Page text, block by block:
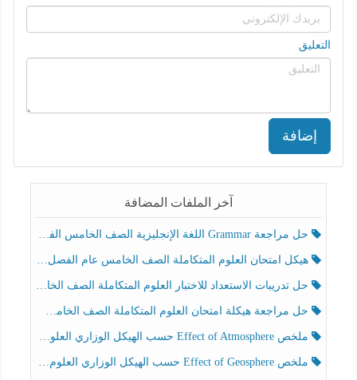
التعليق
إضافة
آخر الملفات المضافة
حل مراجعة Grammar اللغة الإنجليزية الصف الخامس الفصل الثالث
هيكل امتحان العلوم المتكاملة الصف الخامس عام الفصل الدراسي الثالث 2025-2026
حل تدريبات الاستعداد للاختبار العلوم المتكاملة الصف الخامس عام الفصل الثالث
حل مراجعة هيكلة امتحان العلوم المتكاملة الصف الخامس انسبير الفصل الثالث
ملخص Effect of Atmosphere حسب الهيكل الوزاري العلوم المتكاملة الصف الخامس انسبير الفصل الثالث
ملخص Effect of Geosphere حسب الهيكل الوزاري العلوم المتكاملة الصف الخامس انسبير الفصل الثالث